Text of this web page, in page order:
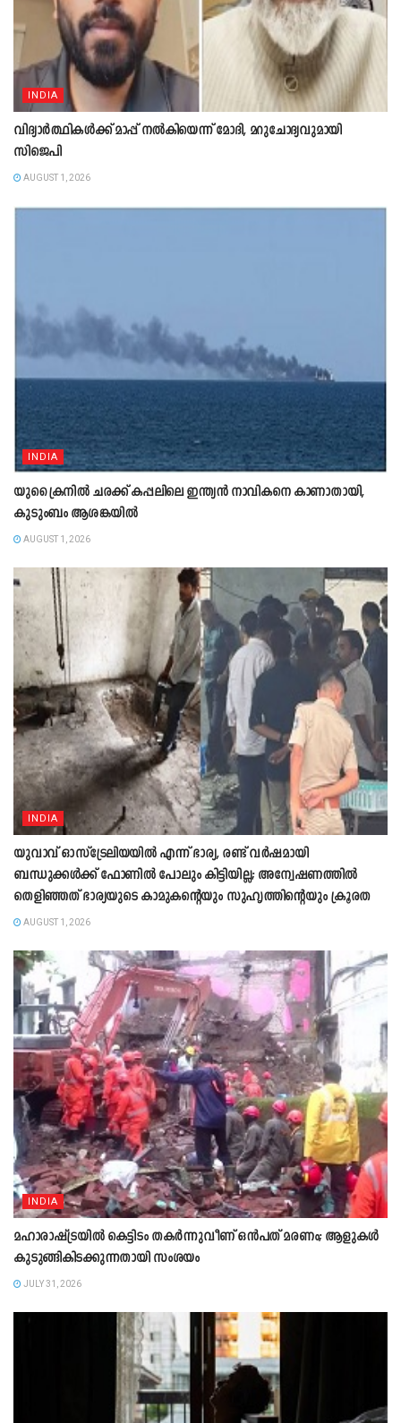
INDIA
വിദ്യാർത്ഥികൾക്ക് മാപ്പ് നൽകിയെന്ന് മോദി, മറുചോദ്യവുമായി
സിജെപി
AUGUST 1, 2026
INDIA
യുക്രൈനിൽ ചരക്ക് കപ്പലിലെ ഇന്ത്യൻ നാവികനെ കാണാതായി,
കുടുംബം ആശങ്കയിൽ
AUGUST 1, 2026
INDIA
യുവാവ് ഓസ്ട്രേലിയയിൽ എന്ന് ഭാര്യ, രണ്ട് വർഷമായി
ബന്ധുക്കൾക്ക് ഫോണിൽ പോലും കിട്ടിയില്ല; അന്വേഷണത്തിൽ
തെളിഞ്ഞത് ഭാര്യയുടെ കാമുകന്‍റെയും സുഹൃത്തിന്‍റെയും ക്രൂരത
AUGUST 1, 2026
INDIA
മഹാരാഷ്ട്രയിൽ കെട്ടിടം തകർന്നുവീണ് ഒൻപത് മരണം; ആളുകൾ
കുടുങ്ങികിടക്കുന്നതായി സംശയം
JULY 31, 2026